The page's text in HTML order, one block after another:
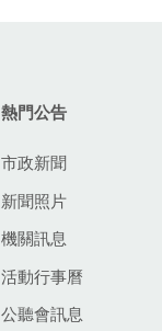
熱門公告
市政新聞
新聞照片
機關訊息
活動行事曆
公聽會訊息